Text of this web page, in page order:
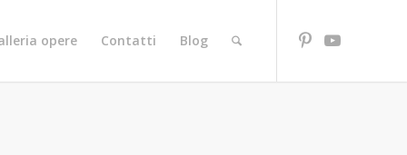
opere Contatti Blog